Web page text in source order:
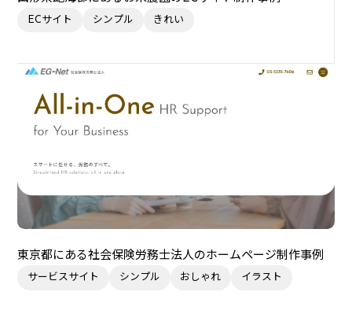
ECサイト シンプル きれい
東京都にある社会保険労務士法人のホームページ制作事例
サービスサイト シンプル おしゃれ イラスト